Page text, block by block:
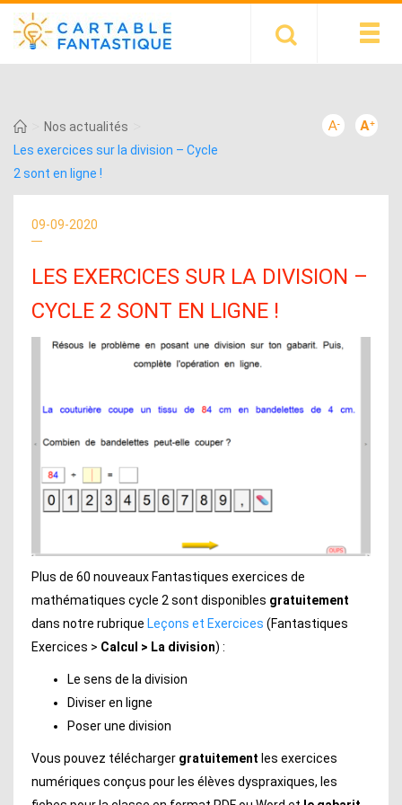
Nos actualités
Les exercices sur la division – Cycle
2 sont en ligne !
09-09-2020
LES EXERCICES SUR LA DIVISION –
CYCLE 2 SONT EN LIGNE !
Plus de 60 nouveaux Fantastiques exercices de
mathématiques cycle 2 sont disponibles gratuitement
dans notre rubrique Leçons et Exercices (Fantastiques
Exercices > Calcul > La division) :
Le sens de la division
Diviser en ligne
Poser une division
Vous pouvez télécharger gratuitement les exercices
numériques conçus pour les élèves dyspraxiques, les